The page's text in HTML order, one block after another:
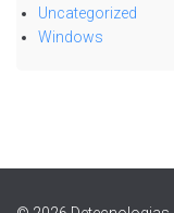
Uncategorized
Windows